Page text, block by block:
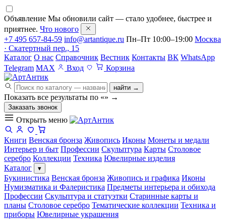
Объявление Мы обновили сайт — стало удобнее, быстрее и
приятнее. Что нового
+7 495 657-84-59 info@artantique.ru Пн–Пт 10:00–19:00 Москва
· Скатертный пер., 15
Каталог О нас Справочник Вестник Контакты ВК WhatsApp
Telegram MAX Вход Корзина
найти →
Показать все результаты по «» →
Заказать звонок
Открыть меню
Книги Венская бронза Живопись Иконы Монеты и медали
Интерьер и быт Профессии Скульптура Карты Столовое
серебро Коллекции Техника Ювелирные изделия
Каталог
▾
Букинистика Венская бронза Живопись и графика Иконы
Нумизматика и Фалеристика Предметы интерьера и обихода
Профессии Скульптура и статуэтки Старинные карты и
планы Столовое серебро Тематические коллекции Техника и
приборы Ювелирные украшения